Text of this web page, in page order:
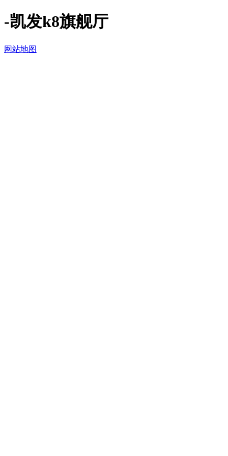
-凯发k8旗舰厅
网站地图